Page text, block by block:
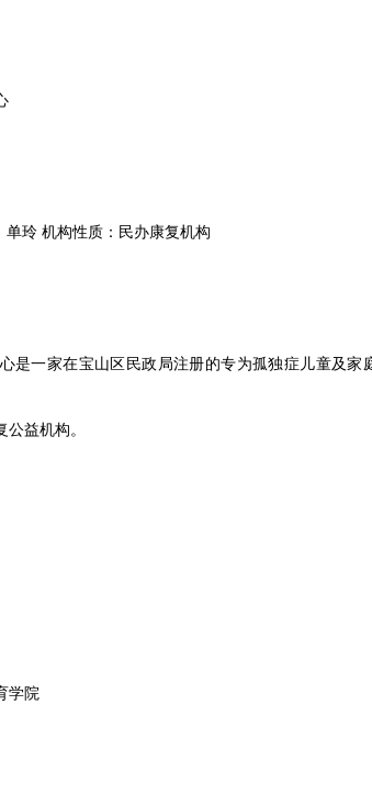
玲 机构性质：民办康复机构
是一家在宝山区民政局注册的专为孤独症儿童及家
益机构。
学院